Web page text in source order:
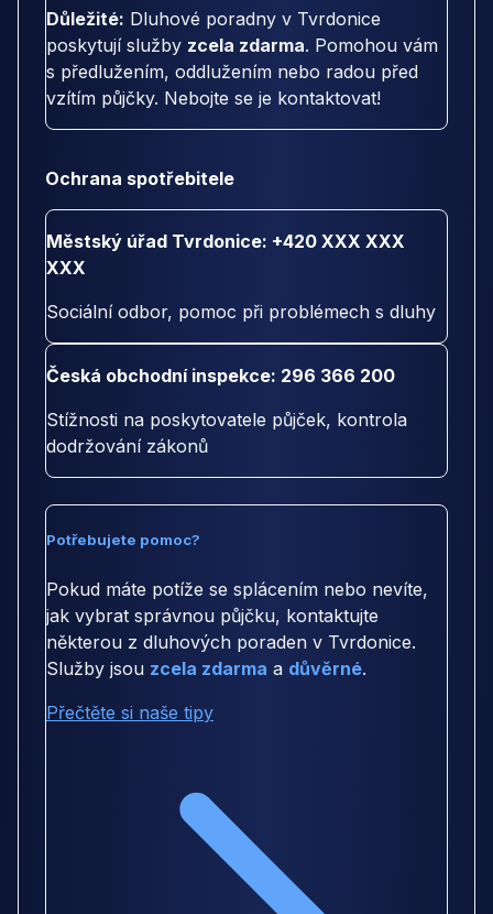
Důležité: Dluhové poradny v Tvrdonice
poskytují služby zcela zdarma. Pomohou vám
s předlužením, oddlužením nebo radou před
vzítím půjčky. Nebojte se je kontaktovat!
Ochrana spotřebitele
Městský úřad Tvrdonice: +420 XXX XXX
XXX
Sociální odbor, pomoc při problémech s dluhy
Česká obchodní inspekce: 296 366 200
Stížnosti na poskytovatele půjček, kontrola
dodržování zákonů
Potřebujete pomoc?
Pokud máte potíže se splácením nebo nevíte,
jak vybrat správnou půjčku, kontaktujte
některou z dluhových poraden v Tvrdonice.
Služby jsou zcela zdarma a důvěrné.
Přečtěte si naše tipy